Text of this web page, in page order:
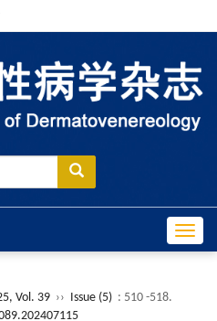
Vol. 39 ›› Issue (5) : 510 -518.